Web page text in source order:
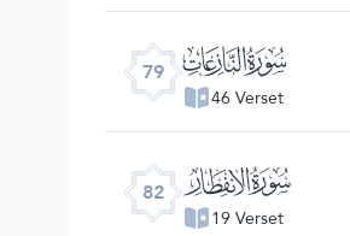
79 ﯼ
46 Verset
82 ﯿ
19 Verset